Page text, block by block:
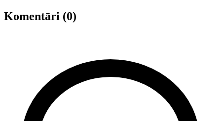
Komentāri (0)